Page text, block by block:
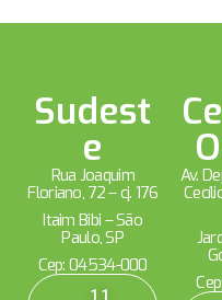
Sudest
e
Rua Joaquim
Floriano, 72 – cj. 176
Itaim Bibi – São
Paulo, SP
Cep: 04534-000
11
Av.